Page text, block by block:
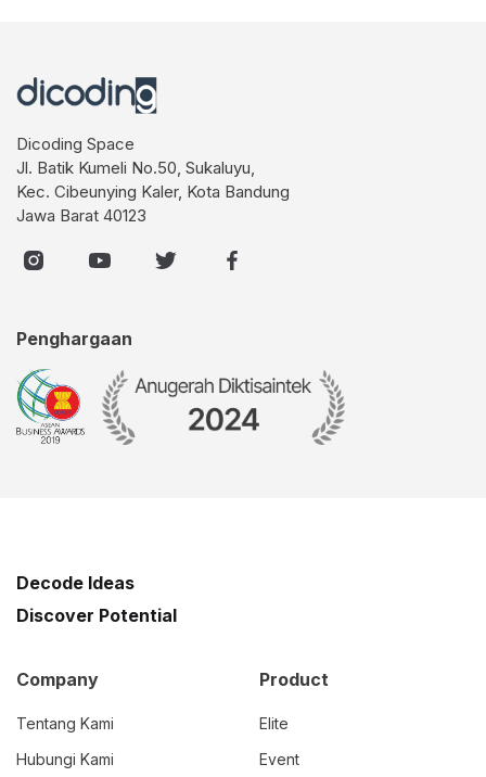
Dicoding Space
Jl. Batik Kumeli No.50, Sukaluyu,
Kec. Cibeunying Kaler, Kota Bandung
Jawa Barat 40123
Penghargaan
Decode Ideas
Discover Potential
Company
Tentang Kami
Hubungi Kami
Product
Elite
Event